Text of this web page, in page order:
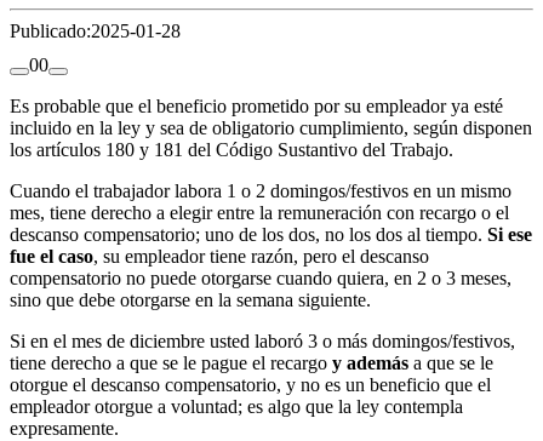
Publicado:2025-01-28
00
Es probable que el beneficio prometido por su empleador ya esté
incluido en la ley y sea de obligatorio cumplimiento, según disponen
los artículos 180 y 181 del Código Sustantivo del Trabajo.
Cuando el trabajador labora 1 o 2 domingos/festivos en un mismo
mes, tiene derecho a elegir entre la remuneración con recargo o el
descanso compensatorio; uno de los dos, no los dos al tiempo. Si ese
fue el caso, su empleador tiene razón, pero el descanso
compensatorio no puede otorgarse cuando quiera, en 2 o 3 meses,
sino que debe otorgarse en la semana siguiente.
Si en el mes de diciembre usted laboró 3 o más domingos/festivos,
tiene derecho a que se le pague el recargo y además a que se le
otorgue el descanso compensatorio, y no es un beneficio que el
empleador otorgue a voluntad; es algo que la ley contempla
expresamente.